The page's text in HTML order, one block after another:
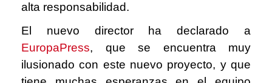
alta responsabilidad.
El nuevo director ha declarado a
EuropaPress, que se encuentra muy
ilusionado con este nuevo proyecto, y que